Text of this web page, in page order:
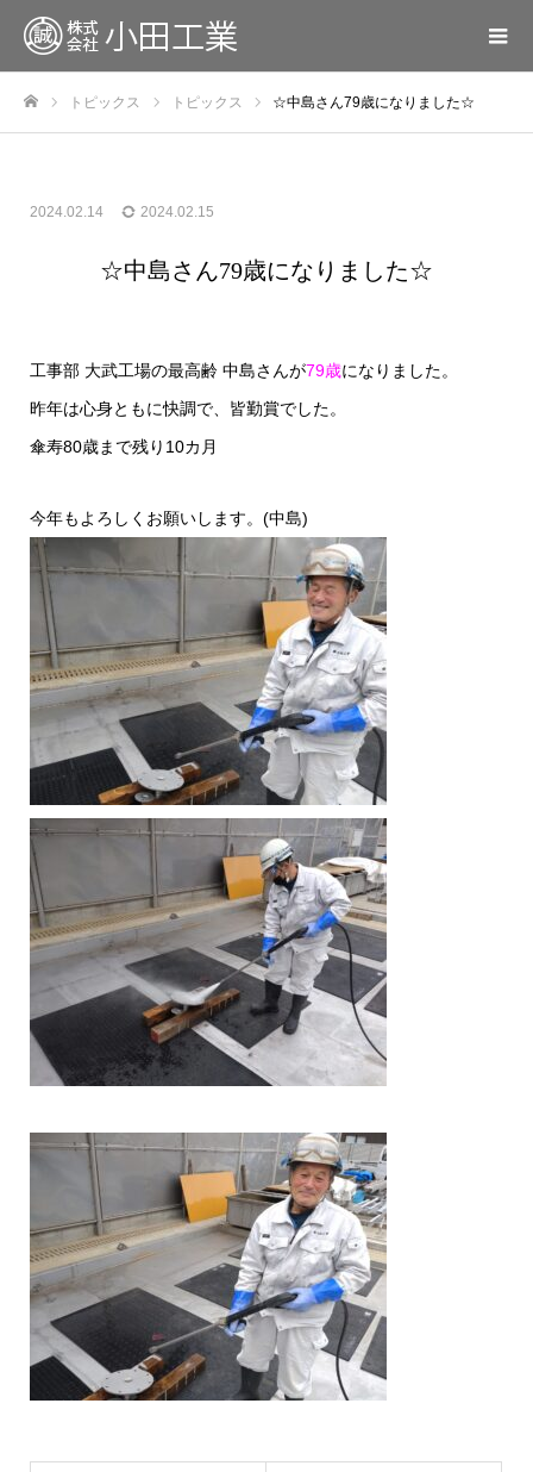
トピックス トピックス ☆中島さん79歳になりました☆
2024.02.14 2024.02.15
☆中島さん79歳になりました☆
工事部 大武工場の最高齢 中島さんが79歳になりました。
昨年は心身ともに快調で、皆勤賞でした。
傘寿80歳まで残り10カ月
今年もよろしくお願いします。(中島)